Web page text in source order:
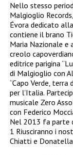
Nello stesso
Malgioglio
Évora dedicato
contiene il brano
Maria Nazionale e
creolo
editrice parigina
di Malgioglio con
“Capo Verde, terra
per l’Italia.
musicale Zero
con Federico
Nel 2013 fa parte
1 Riusciranno i
Chiatti e Donatella